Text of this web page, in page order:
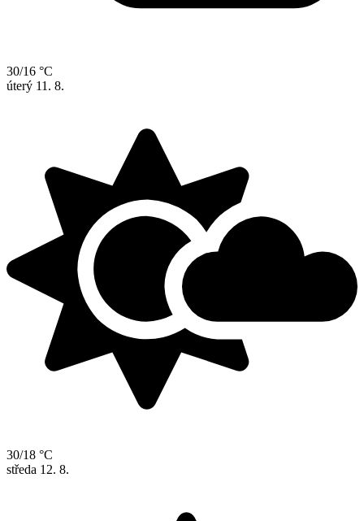
30/16 °C
úterý 11. 8.
30/18 °C
středa 12. 8.